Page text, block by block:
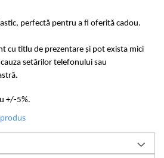
perfectă pentru a fi oferită cadou.
cu titlu de prezentare și pot exista mici
setărilor telefonului sau
+/-5%.